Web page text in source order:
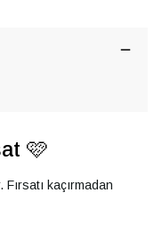
🩷
kaçırmadan